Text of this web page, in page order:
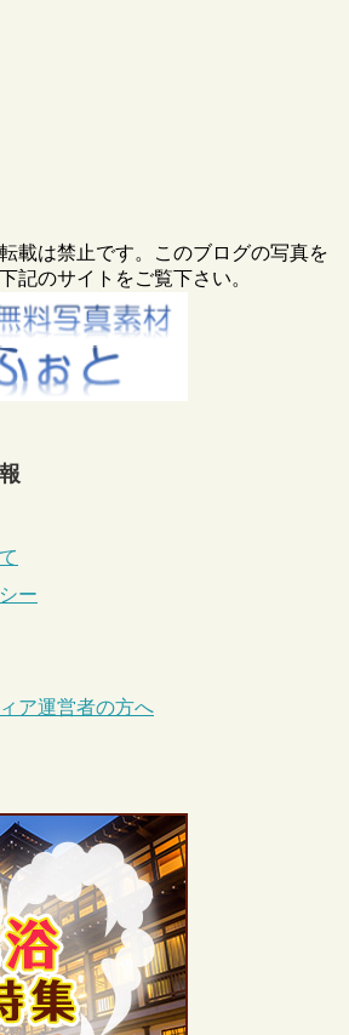
載は禁止です。このブログの写真を
記のサイトをご覧下さい。
ー
ア運営者の方へ